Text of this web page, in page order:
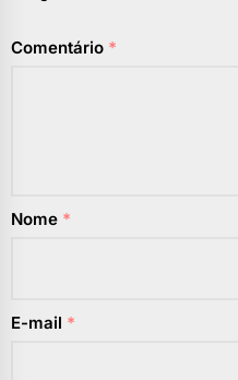
Comentário *
Nome *
E-mail *